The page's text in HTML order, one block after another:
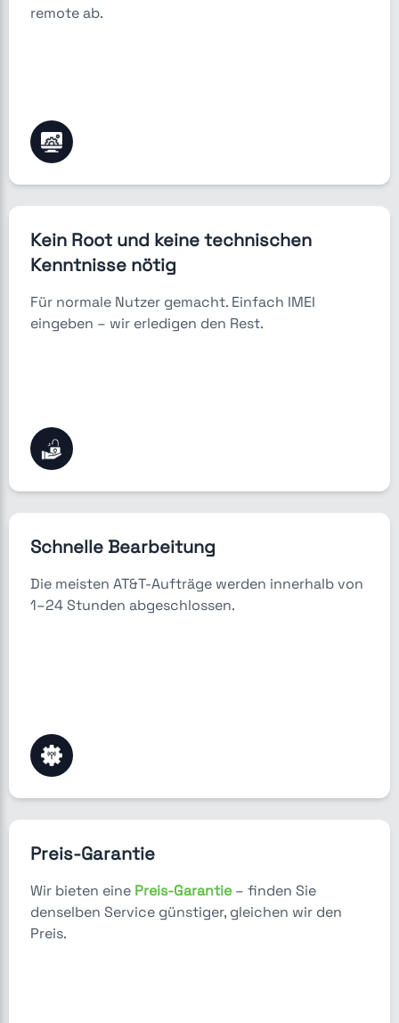
remote ab.
Kein Root und keine technischen
Kenntnisse nötig
Für normale Nutzer gemacht. Einfach IMEI
eingeben – wir erledigen den Rest.
Schnelle Bearbeitung
Die meisten AT&T-Aufträge werden innerhalb von
1–24 Stunden abgeschlossen.
Preis-Garantie
Wir bieten eine Preis-Garantie– finden Sie
denselben Service günstiger, gleichen wir den
Preis.